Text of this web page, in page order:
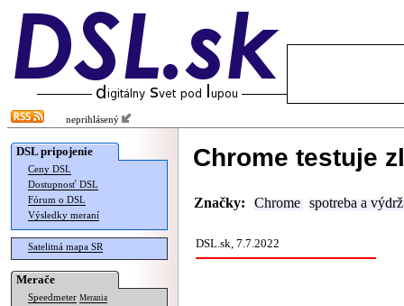
neprihlásený
DSL pripojenie
Ceny DSL
Dostupnosť DSL
Fórum o DSL
Výsledky meraní
Satelitná mapa SR
Merače
Speedmeter Merania
Chrome testuje
Značky: Chrome spotreba a výdrž
DSL.sk, 7.7.2022